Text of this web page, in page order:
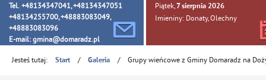
Tel. +48134347041, +48134347051
+48134255700, +48883083049,
+48883083096
E-mail: gmina@domaradz.pl
Piątek, 7sierpnia 2026
Imieniny: Donaty, Olechny
Jesteś tutaj: Start / Galeria / Grupy wieńcowe z Gminy Domaradz na